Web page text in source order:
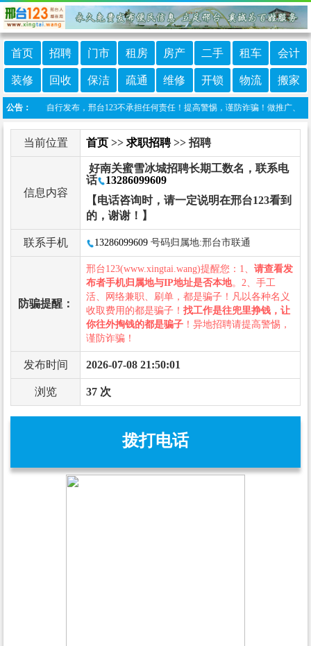
首页 招聘 门市 租房 房产 二手 租车 会计
装修 回收 保洁 疏通 维修 开锁 物流 搬家
公告：
息由网友自行发布，邢台123不承担任何责任！提高警惕，谨防诈骗！做推广、做
当前位置 首页 >> 求职招聘>> 招聘
信息内容
好南关蜜雪冰城招聘长期工数名，联系电
话
13286099609
【电话咨询时，请一定说明在邢台123看到
的，谢谢！】
联系手机 13286099609 号码归属地:邢台市联通
防骗提醒：
邢台123(www.xingtai.wang)提醒您：1、 请查看发
布者手机归属地与IP地址是否本地。2、手工
活、网络兼职、刷单，都是骗子！凡以各种名义
收取费用的都是骗子！ 找工作是往兜里挣钱，让
你往外掏钱的都是骗子 ！异地招聘请提高警惕，
谨防诈骗！
发布时间 2026-07-08 21:50:01
浏览 37 次
拨打电话